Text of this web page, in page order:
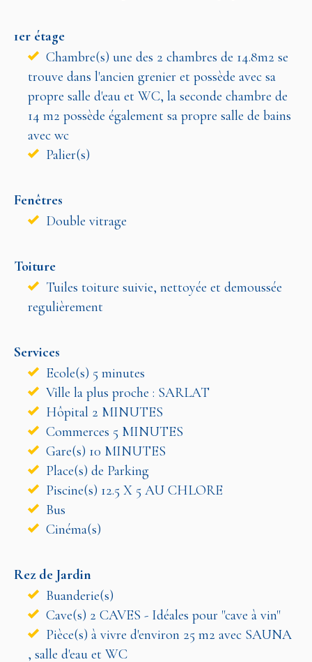
1er étage
Chambre(s) une des 2 chambres de 14.8m2 se
trouve dans l'ancien grenier et possède avec sa
propre salle d'eau et WC, la seconde chambre de
14 m2 possède également sa propre salle de bains
avec wc
Palier(s)
Fenêtres
Double vitrage
Toiture
Tuiles toiture suivie, nettoyée et demoussée
regulièrement
Services
Ecole(s) 5 minutes
Ville la plus proche : SARLAT
Hôpital 2 MINUTES
Commerces 5 MINUTES
Gare(s) 10 MINUTES
Place(s) de Parking
Piscine(s) 12.5 X 5 AU CHLORE
Bus
Cinéma(s)
Rez de Jardin
Buanderie(s)
Cave(s) 2 CAVES - Idéales pour "cave à vin"
Pièce(s) à vivre d'environ 25 m2 avec SAUNA
, salle d'eau et WC